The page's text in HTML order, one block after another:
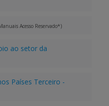
Acesso Reservado*)
ao setor da
Países Terceiro -